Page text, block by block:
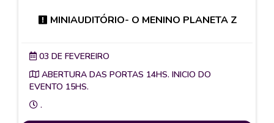
MINIAUDITÓRIO- O MENINO PLANETA Z
03 DE FEVEREIRO
ABERTURA DAS PORTAS 14HS. INICIO DO
EVENTO 15HS.
.